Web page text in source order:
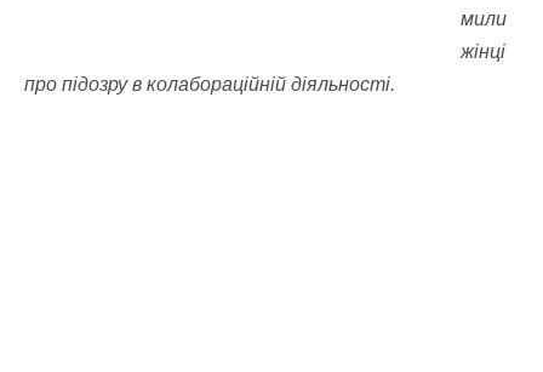
мили
жінці
про підозру в колабораційній діяльності.